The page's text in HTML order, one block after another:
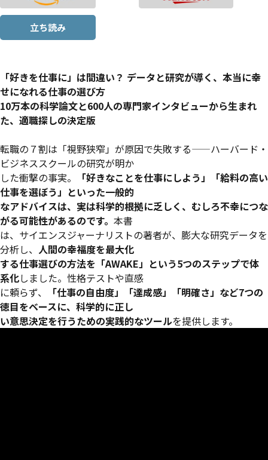
立ち読み
「好きを仕事に」は間違い？ データと研究が導く、本当に幸
せになれる仕事の選び方
10万本の科学論文と600人の専門家インタビューから生まれ
た、適職探しの決定版
転職の７割は「視野狭窄」が原因で失敗する——ハーバード・
ビジネススクールの研究が明か
した衝撃の事実。
「好きなことを仕事にしよう」「給料の高い
仕事を選ぼう」といった一般的
なアドバイスは、実は科学的根拠に乏しく、むしろ不幸につな
がる可能性があるのです。 本書
は、サイエンスジャーナリストの著者が、膨大な研究データを
分析し、 人間の幸福度を最大化
する仕事選びの方法を「AWAKE」という5つのステップで体
系化しました。性格テストや直感
に頼らず、
「仕事の自由度」「達成感」「明確さ」など7つの
徳目をベースに、科学的に正し
い意思決定を行うための実践的なツールを提供します。